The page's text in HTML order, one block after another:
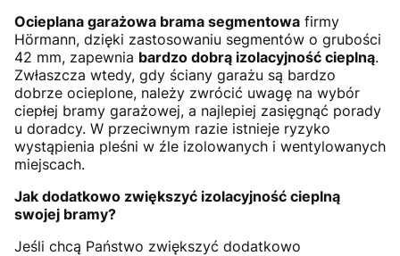
Ocieplana garażowa brama segmentowa firmy
Hörmann, dzięki zastosowaniu segmentów o grubości
42 mm, zapewnia bardzo dobrą izolacyjność cieplną.
Zwłaszcza wtedy, gdy ściany garażu są bardzo
dobrze ocieplone, należy zwrócić uwagę na wybór
ciepłej bramy garażowej, a najlepiej zasięgnąć porady
u doradcy. W przeciwnym razie istnieje ryzyko
wystąpienia pleśni w źle izolowanych i wentylowanych
miejscach.
Jak dodatkowo zwiększyć izolacyjność cieplną
swojej bramy?
Jeśli chcą Państwo zwiększyć dodatkowo